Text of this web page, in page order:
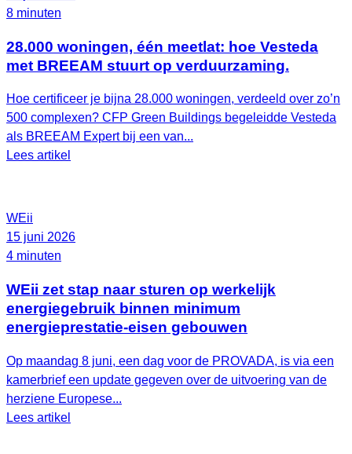
8 minuten
28.000 woningen, één meetlat: hoe Vesteda
met BREEAM stuurt op verduurzaming.
Hoe certificeer je bijna 28.000 woningen, verdeeld over zo’n
500 complexen? CFP Green Buildings begeleidde Vesteda
als BREEAM Expert bij een van...
Lees artikel
WEii
15 juni 2026
4 minuten
WEii zet stap naar sturen op werkelijk
energiegebruik binnen minimum
energieprestatie-eisen gebouwen
Op maandag 8 juni, een dag voor de PROVADA, is via een
kamerbrief een update gegeven over de uitvoering van de
herziene Europese...
Lees artikel